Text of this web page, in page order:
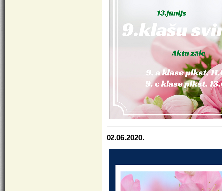
02.06.2020.